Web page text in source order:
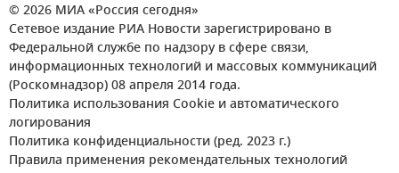
© 2026 МИА «Россия сегодня»
Сетевое издание РИА Новости зарегистрировано в
Федеральной службе по надзору в сфере связи,
информационных технологий и массовых коммуникаций
(Роскомнадзор) 08 апреля 2014 года.
Политика использования Cookie и автоматического
логирования
Политика конфиденциальности (ред. 2023 г.)
Правила применения рекомендательных технологий